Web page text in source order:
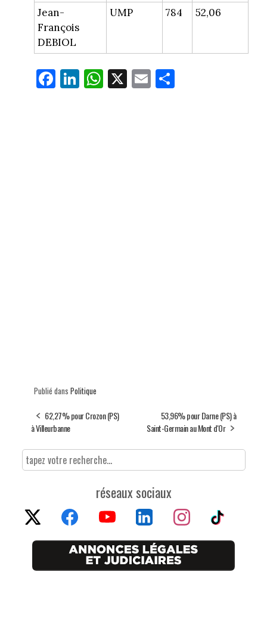
Jean-
François
DEBIOL
UMP 784 52,06
Fa
ce
Li
nk
W
ha
X E
m
Pa
Publié dans Politique
62,27% pour Crozon (PS)
à Villeurbanne
53,96% pour Darne (PS) à
Saint-Germain au Mont d'Or
réseaux sociaux